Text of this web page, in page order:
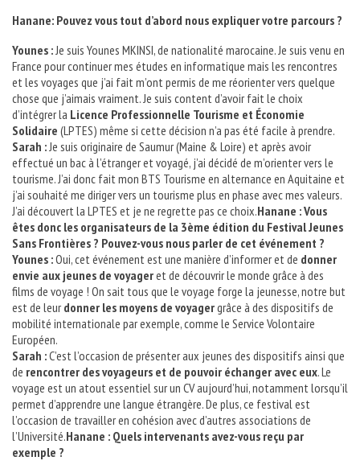
Hanane: Pouvez vous tout d’abord nous expliquer votre parcours ?
Younes :Je suis Younes MKINSI, de nationalité marocaine. Je suis venu en
France pour continuer mes études en informatique mais les rencontres
et les voyages que j’ai fait m’ont permis de me réorienter vers quelque
chose que j’aimais vraiment. Je suis content d’avoir fait le choix
d’intégrer la Licence Professionnelle Tourisme et Économie
Solidaire (LPTES) même si cette décision n’a pas été facile à prendre.
Sarah :Je suis originaire de Saumur (Maine & Loire) et après avoir
effectué un bac à l’étranger et voyagé, j’ai décidé de m’orienter vers le
tourisme. J’ai donc fait mon BTS Tourisme en alternance en Aquitaine et
j’ai souhaité me diriger vers un tourisme plus en phase avec mes valeurs.
J’ai découvert la LPTES et je ne regrette pas ce choix.Hanane : Vous
êtes donc les organisateurs de la 3ème édition du Festival Jeunes
Sans Frontières ? Pouvez-vous nous parler de cet événement ?
Younes :Oui, cet événement est une manière d’informer et de donner
envie aux jeunes de voyageret de découvrir le monde grâce à des
films de voyage ! On sait tous que le voyage forge la jeunesse, notre but
est de leur donner les moyens de voyagergrâce à des dispositifs de
mobilité internationale par exemple, comme le Service Volontaire
Européen.
Sarah :C’est l’occasion de présenter aux jeunes des dispositifs ainsi que
de rencontrer des voyageurs et de pouvoir échanger avec eux. Le
voyage est un atout essentiel sur un CV aujourd’hui, notamment lorsqu’il
permet d’apprendre une langue étrangère. De plus, ce festival est
l’occasion de travailler en cohésion avec d’autres associations de
l’Université.Hanane : Quels intervenants avez-vous reçu par
exemple ?